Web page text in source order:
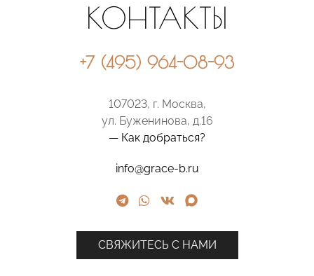
КОНТАКТЫ
+7 (495) 964-08-93
107023, г. Москва,
ул. Буженинова, д.16
— Как добраться?
info@grace-b.ru
СВЯЖИТЕСЬ С НАМИ